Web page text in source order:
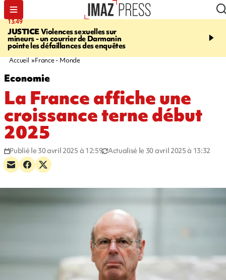
13:49
JUSTICEViolences sexuelles sur
mineurs - un courrier de Darmanin
pointe les défaillances des enquêtes
17:59
Corniche - la route du
Accueil France - Monde
Economie
La France affiche une
croissance terne début
2025
Publié le 30 avril 2025 à 12:59 Actualisé le 30 avril 2025 à 13:32